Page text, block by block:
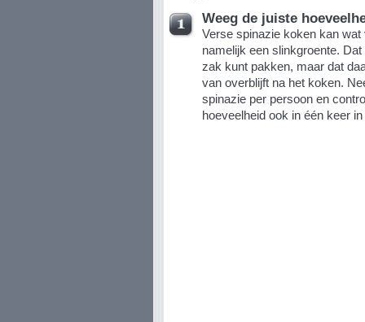
Weeg de juiste
Verse spinazie koken kan
namelijk een slinkgroente.
zak kunt pakken, maar dat
van overblijft na het koken.
spinazie per persoon en
hoeveelheid ook in één keer